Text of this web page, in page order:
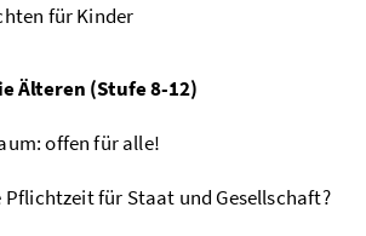
für Kinder
Älteren (Stufe 8-12)
offen für alle!
Pflichtzeit für Staat und Gesellschaft?